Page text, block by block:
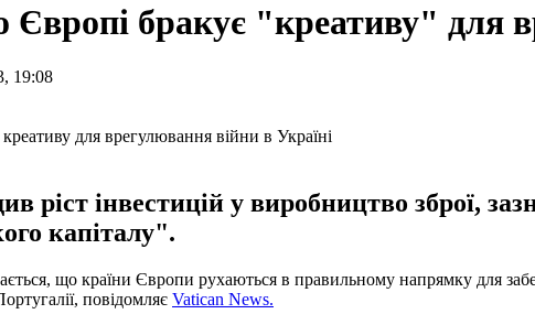
бракує "креативу" для
19:08
ріст інвестицій у виробництво зброї,
капіталу".
що країни Європи рухаються в правильному напрямку для
повідомляє Vatican News.